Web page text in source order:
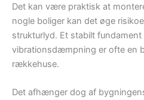
Det kan være praktisk at
nogle boliger kan det øge
strukturlyd. Et stabilt
vibrationsdæmpning er ofte en
rækkehuse.
Det afhænger dog af